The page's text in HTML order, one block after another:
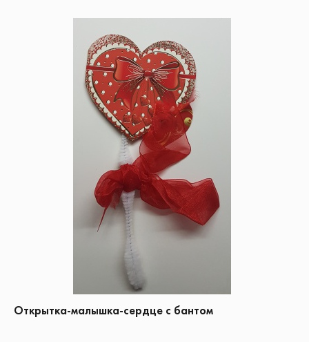
Открытка-малышка-сердце с бантом